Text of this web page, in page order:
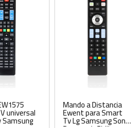
universal
Samsung
Mando a Distancia
Ewent para Smart
Tv Lg Samsung Sony